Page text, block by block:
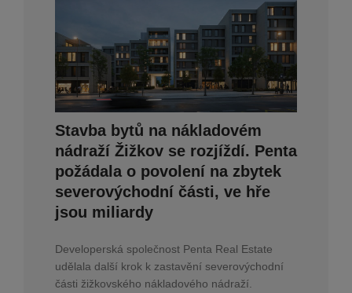
Stavba bytů na nákladovém
nádraží Žižkov se rozjíždí. Penta
požádala o povolení na zbytek
severovýchodní části, ve hře
jsou miliardy
Developerská společnost Penta Real Estate
udělala další krok k zastavění severovýchodní
části žižkovského nákladového nádraží.